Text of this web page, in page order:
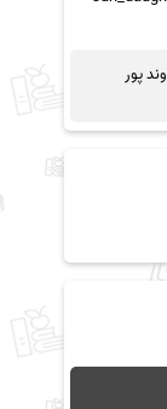
پور